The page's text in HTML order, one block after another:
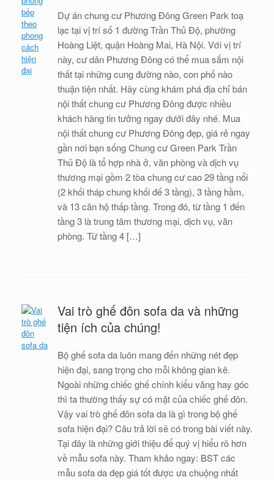
Dự án chung cư Phương Đông Green Park toạ
lạc tại vị trí số 1 đường Trần Thủ Độ, phường
Hoàng Liệt, quận Hoàng Mai, Hà Nội. Với vị trí
này, cư dân Phương Đông có thể mua sắm nội
thất tại những cung đường nào, con phố nào
thuận tiện nhất. Hãy cùng khám phá địa chỉ bán
nội thất chung cư Phương Đông được nhiều
khách hàng tin tưởng ngay dưới đây nhé. Mua
nội thất chung cư Phương Đông đẹp, giá rẻ ngay
gần nơi bạn sống Chung cư Green Park Trần
Thủ Độ là tổ hợp nhà ở, văn phòng và dịch vụ
thương mại gồm 2 tòa chung cư cao 29 tầng nổi
(2 khối tháp chung khối đế 3 tầng), 3 tầng hầm,
và 13 căn hộ thấp tầng. Trong đó, từ tầng 1 đến
tầng 3 là trung tâm thương mại, dịch vụ, văn
phòng. Từ tầng 4 […]
Vai trò ghế đôn sofa da và những
tiện ích của chúng!
Bộ ghế sofa da luôn mang đến những nét đẹp
hiện đại, sang trọng cho mỗi không gian kê.
Ngoài những chiếc ghế chính kiểu văng hay góc
thì ta thường thấy sự có mặt của chiếc ghế đôn.
Vậy vai trò ghế đôn sofa da là gì trong bộ ghế
sofa hiện đại? Câu trả lời sẽ có trong bài viết này.
Tại đây là những giới thiệu để quý vị hiểu rõ hơn
về mẫu sofa này. Tham khảo ngay: BST các
mẫu sofa da đẹp giá tốt được ưa chuộng nhất